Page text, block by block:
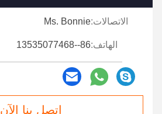
الاتصالات:Ms. Bonnie
الهاتف:86--13535077468
اتصل بنا الآن